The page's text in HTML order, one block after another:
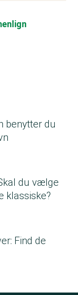
kan
som
benytter du
du vælge
klassiske?
Find de